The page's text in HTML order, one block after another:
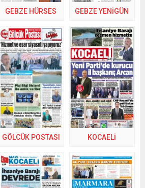
GEBZE HÜRSES GEBZE YENİGÜN
GÖLCÜK POSTASI KOCAELİ